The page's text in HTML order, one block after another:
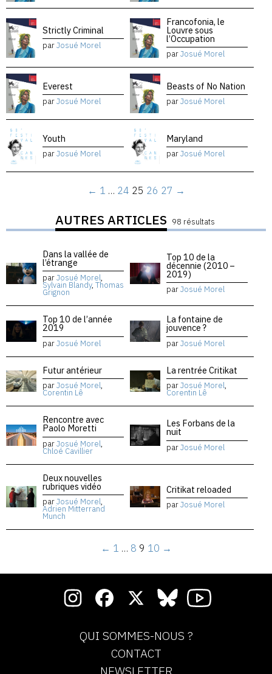
Strictly Criminal
parJosué Morel
Francofonia, le
Louvre sous
l’Occupation
parJosué Morel
Everest
parJosué Morel
Beasts of No Nation
parJosué Morel
Youth
parJosué Morel
Maryland
parJosué Morel
← 1 … 24 25 26 27 →
AUTRES ARTICLES 98 résultats
Dans la vallée de
l’étrange
parJosué Morel,
Sylvain Blandy, Thomas
Grignon
Top 10 de la
décennie (2010 –
2019)
parJosué Morel
Top 10 de l’année
2019
parJosué Morel
La fontaine de
jouvence ?
parJosué Morel
Futur antérieur
parJosué Morel,
Corentin Lê
La rentrée Critikat
parJosué Morel,
Corentin Lê
Rencontre avec
Paolo Moretti
parJosué Morel,
Chloé Cavillier
Les Forbans de la
nuit
parJosué Morel
Deux nouvelles
rubriques vidéo
parJosué Morel,
Adrien Mitterrand
Munch
Critikat reloaded
parJosué Morel
← 1 … 8 9 10 →
QUI SOMMES-NOUS ?
CONTACT
NEWSLETTER